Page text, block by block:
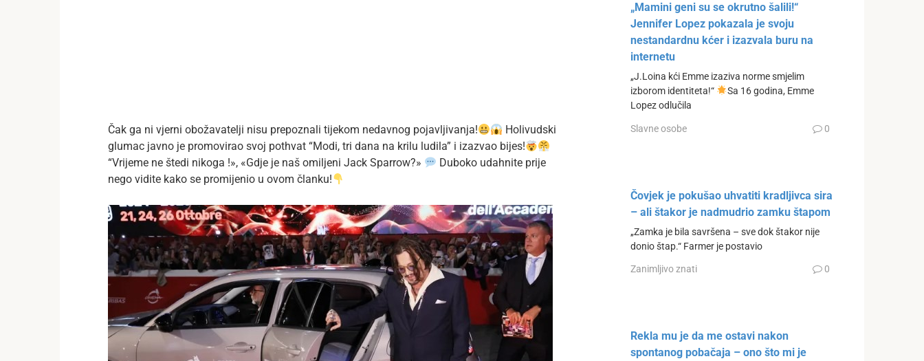
Čak ga ni vjerni obožavatelji nisu prepoznali tijekom nedavnog pojavljivanja!
Holivudski
glumac javno je promovirao svoj pothvat “Modi, tri dana na krilu ludila” i izazvao bijes!
“Vrijeme ne štedi nikoga !», «Gdje je naš omiljeni Jack Sparrow?»
Duboko udahnite prije
nego vidite kako se promijenio u ovom članku!
„Mamini geni su se okrutno šalili!“
Jennifer Lopez pokazala je svoju
nestandardnu ​​kćer i izazvala buru na
internetu
„J.Loina kći Emme izaziva norme smjelim
izborom identiteta!“
Sa 16 godina, Emme
Lopez odlučila
Slavne osobe 0
Čovjek je pokušao uhvatiti kradljivca sira
– ali štakor je nadmudrio zamku štapom
„Zamka je bila savršena – sve dok štakor nije
donio štap.“ Farmer je postavio
Zanimljivo znati 0
Rekla mu je da me ostavi nakon
spontanog pobačaja – ono što mi je